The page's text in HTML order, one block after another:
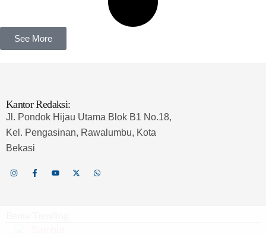
See More
Kantor Redaksi:
Jl. Pondok Hijau Utama Blok B1 No.18,
Kel. Pengasinan, Rawalumbu, Kota
Bekasi